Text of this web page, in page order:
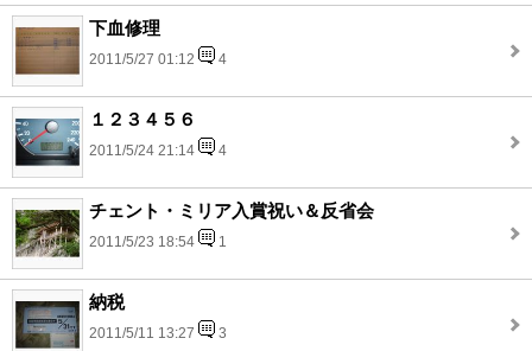
下血修理
2011/5/27 01:12 4
１２３４５６
2011/5/24 21:14 4
チェント・ミリア入賞祝い＆反省会
2011/5/23 18:54 1
納税
2011/5/11 13:27 3